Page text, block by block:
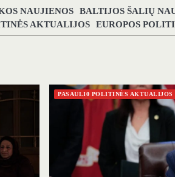
NAUJIENOS BALTIJOS ŠALIŲ
AKTUALIJOS EUROPOS
PASAULI0 POLITINĖS AKTUALIJOS